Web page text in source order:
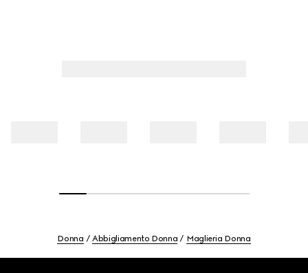
Donna Abbigliamento Donna Maglieria Donna